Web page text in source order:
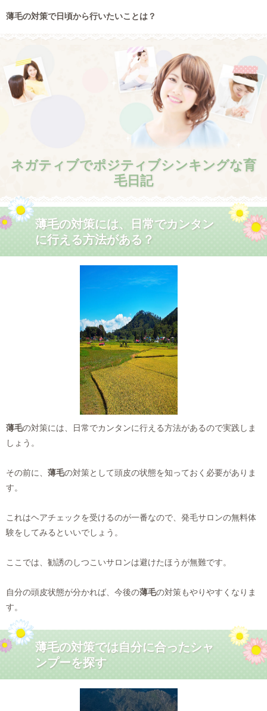
薄毛の対策で日頃から行いたいことは？
ネガティブでポジティブシンキングな育
毛日記
薄毛の対策には、日常でカンタン
に行える方法がある？
薄毛の対策には、日常でカンタンに行える方法があるので実践しま
しょう。
その前に、 薄毛の対策として頭皮の状態を知っておく必要がありま
す。
これはヘアチェックを受けるのが一番なので、発毛サロンの無料体
験をしてみるといいでしょう。
ここでは、勧誘のしつこいサロンは避けたほうが無難です。
自分の頭皮状態が分かれば、今後の薄毛の対策もやりやすくなりま
す。
薄毛の対策では自分に合ったシャ
ンプーを探す